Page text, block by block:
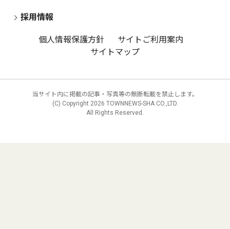
採用情報
個人情報保護方針
サイトご利用案内
サイトマップ
当サイト内に掲載の記事・写真等の無断転載を禁止します。
(C) Copyright 2026 TOWNNEWS-SHA CO.,LTD.
All Rights Reserved.